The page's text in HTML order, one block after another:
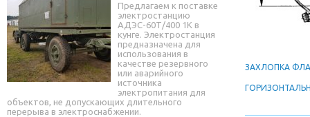
Предлагаем к поставке
электростанцию
АДЭС-60Т/400 1К в
кунге. Электростанция
предназначена для
использования в
качестве резервного
или аварийного
источника
электропитания для
объектов, не допускающих длительного
перерыва в электроснабжении.
ЗАХЛОПКА